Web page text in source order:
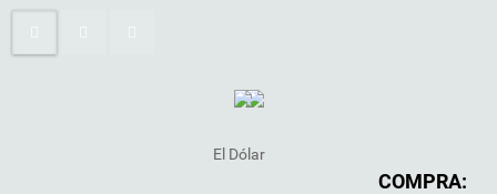
El Dólar
COMPRA: